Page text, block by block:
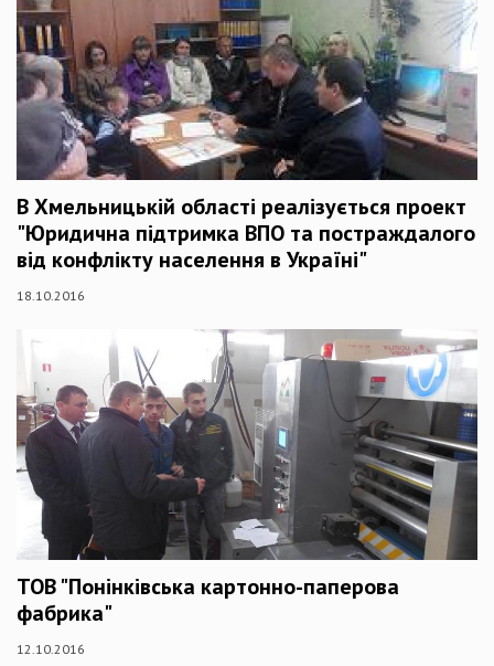
В Хмельницькій області реалізується проект
"Юридична підтримка ВПО та постраждалого
від конфлікту населення в Україні"
18.10.2016
ТОВ "Понінківська картонно-паперова
фабрика"
12.10.2016